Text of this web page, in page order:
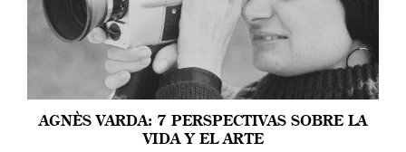
AGNÈS VARDA: 7 PERSPECTIVAS SOBRE LA
VIDA Y EL ARTE